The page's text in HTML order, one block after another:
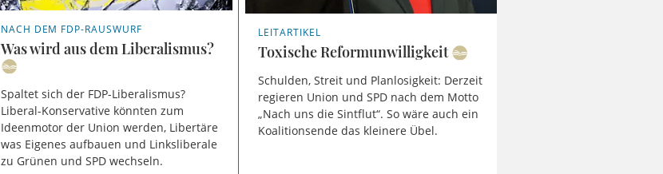
NACH DEM FDP-RAUSWURF
Was wird aus dem Liberalismus?
Spaltet sich der FDP-Liberalismus?
Liberal-Konservative könnten zum
Ideenmotor der Union werden, Libertäre
was Eigenes aufbauen und Linksliberale
zu Grünen und SPD wechseln.
LEITARTIKEL
Toxische Reformunwilligkeit
Schulden, Streit und Planlosigkeit: Derzeit
regieren Union und SPD nach dem Motto
„Nach uns die Sintflut“. So wäre auch ein
Koalitionsende das kleinere Übel.